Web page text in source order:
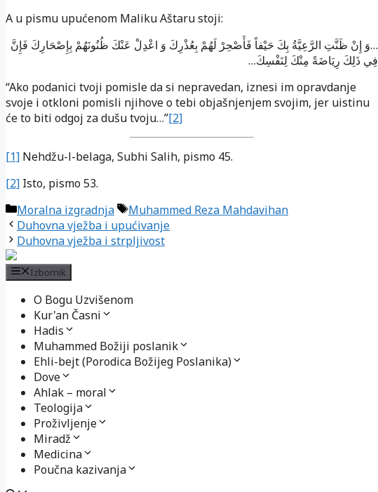
A u pismu upućenom Maliku Aštaru stoji:
…وَ إِنْ ظَنَّتِ الرَّعِيَّةُ بِكَ حَيْفاً فَأَصْحِرْ لَهُمْ بِعُذْرِكَ وَ اعْدِلْ عَنْكَ ظُنُونَهُمْ بِإِصْحَارِكَ فَإِنَّ
فِي ذَلِكَ رِيَاضَةً مِنْكَ لِنَفْسِكَ…
“Ako podanici tvoji pomisle da si nepravedan, iznesi im opravdanje
svoje i otkloni pomisli njihove o tebi objašnjenjem svojim, jer uistinu
će to biti odgoj za dušu tvoju…”[2]
[1] Nehdžu-l-belaga, Subhi Salih, pismo 45.
[2] Isto, pismo 53.
Kategorije
Moralna izgradnja Oznake
Muhammed Reza Mahdavihan
Duhovna vježba i upućivanje
Duhovna vježba i strpljivost
Izbornik
O Bogu Uzvišenom
Kur'an Časni
Hadis
Muhammed Božiji poslanik
Ehli-bejt (Porodica Božijeg Poslanika)
Dove
Ahlak – moral
Teologija
Proživljenje
Miradž
Medicina
Poučna kazivanja